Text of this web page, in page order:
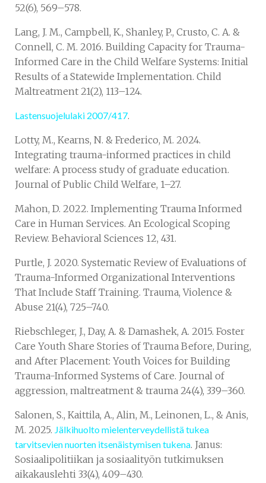
52(6), 569–578.
Lang, J. M., Campbell, K., Shanley, P., Crusto, C. A. &
Connell, C. M. 2016. Building Capacity for Trauma-
Informed Care in the Child Welfare Systems: Initial
Results of a Statewide Implementation. Child
Maltreatment 21(2), 113–124.
Lastensuojelulaki 2007/417.
Lotty, M., Kearns, N. & Frederico, M. 2024.
Integrating trauma-informed practices in child
welfare: A process study of graduate education.
Journal of Public Child Welfare, 1–27.
Mahon, D. 2022. Implementing Trauma Informed
Care in Human Services. An Ecological Scoping
Review. Behavioral Sciences 12, 431.
Purtle, J. 2020. Systematic Review of Evaluations of
Trauma-Informed Organizational Interventions
That Include Staff Training. Trauma, Violence &
Abuse 21(4), 725–740.
Riebschleger, J., Day, A. & Damashek, A. 2015. Foster
Care Youth Share Stories of Trauma Before, During,
and After Placement: Youth Voices for Building
Trauma-Informed Systems of Care. Journal of
aggression, maltreatment & trauma 24(4), 339–360.
Salonen, S., Kaittila, A., Alin, M., Leinonen, L., & Anis,
M. 2025. Jälkihuolto mielenterveydellistä tukea
tarvitsevien nuorten itsenäistymisen tukena. Janus:
Sosiaalipolitiikan ja sosiaalityön tutkimuksen
aikakauslehti 33(4), 409–430.